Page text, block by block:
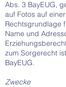
Abs. 3 BayEUG,
auf Fotos auf
Rechtsgrundlage
Name und
zum Sorgerecht
BayEUG.
Zwecke